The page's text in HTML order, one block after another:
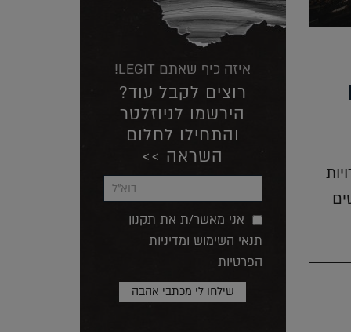
איזה כיף שאתם LEGIT!
רוצים לקבל עוד?
הירשמו לניוזלטר
והתחילו לחלום
השראה >>
אני מאשר/ת את תקנון
תנאי השימוש ומדיניות
הפרטיות